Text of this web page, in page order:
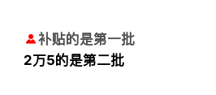
补贴的是第一批
2万5的是第二批